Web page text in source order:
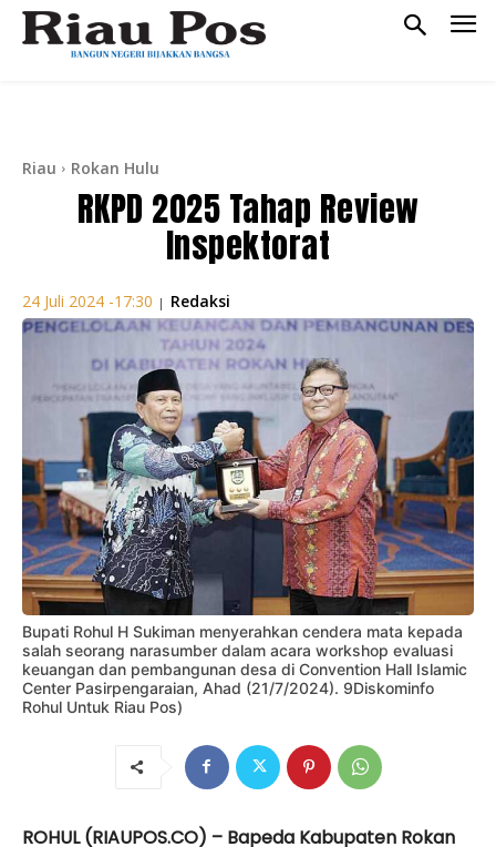
Riau Rokan Hulu
RKPD 2025 Tahap Review
Inspektorat
24 Juli 2024 -17:30 | Redaksi
Bupati Rohul H Sukiman menyerahkan cendera mata kepada
salah seorang narasumber dalam acara workshop evaluasi
keuangan dan pembangunan desa di Convention Hall Islamic
Center Pasirpengaraian, Ahad (21/7/2024). 9Diskominfo
Rohul Untuk Riau Pos)
ROHUL (RIAUPOS.CO) – Bapeda Kabupaten Rokan